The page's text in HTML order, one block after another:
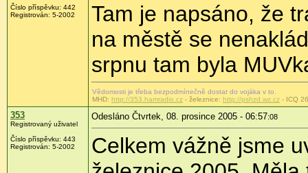
Číslo příspěvku: 442
Registrován: 5-2002
Tam je napsáno, že
na městě se
srpnu tam byla
Vědomosti je třeba bezpodmínečně dostat do vojáka v to.
MHD: http://353.hamradio.cz - železnice: http://pshzd.wz.cz - ICQ
353
Registrovaný uživatel
Číslo příspěvku: 443
Registrován: 5-2002
Odesláno Čtvrtek, 08. prosince 2005 - 06:57:08
Celkem vážně jsme